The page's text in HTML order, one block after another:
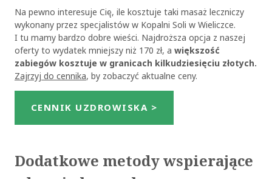
Na pewno interesuje Cię, ile kosztuje taki masaż leczniczy
wykonany przez specjalistów w Kopalni Soli w Wieliczce.
I tu mamy bardzo dobre wieści. Najdroższa opcja z naszej
oferty to wydatek mniejszy niż 170 zł, a większość
zabiegów kosztuje w granicach kilkudziesięciu złotych.
Zajrzyj do cennika, by zobaczyć aktualne ceny.
CENNIK UZDROWISKA >
Dodatkowe metody wspierające